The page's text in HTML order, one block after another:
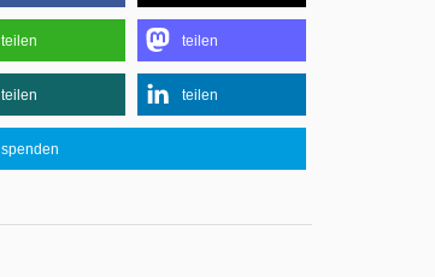
teilen teilen
teilen teilen
spenden